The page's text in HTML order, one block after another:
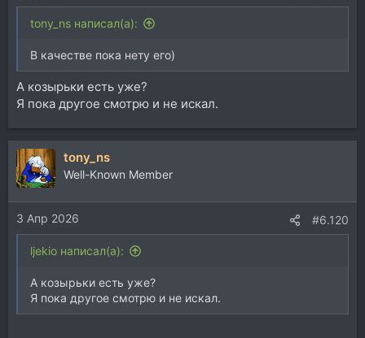
tony_ns написал(а):
В качестве пока нету его)
А козырьки есть уже?
Я пока другое смотрю и не искал.
tony_ns
Well-Known Member
3 Апр 2026 #6.120
ljekio написал(а):
А козырьки есть уже?
Я пока другое смотрю и не искал.